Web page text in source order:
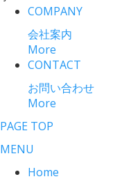
COMPANY
会社案内
More
CONTACT
お問い合わせ
More
PAGE TOP
MENU
Home